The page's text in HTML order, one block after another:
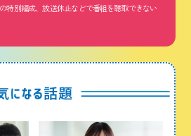
特別編成、放送休止などで番組を聴取できない